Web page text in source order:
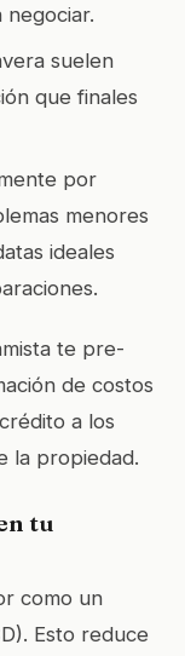
negociar.
suelen
que finales
por
menores
ideales
te pre-
de costos
a los
la propiedad.
tu
como un
Esto reduce